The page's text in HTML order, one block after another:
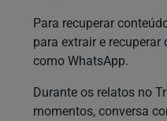
Para recuperar
para extrair e
como WhatsApp.
Durante os relatos no
momentos, conversa